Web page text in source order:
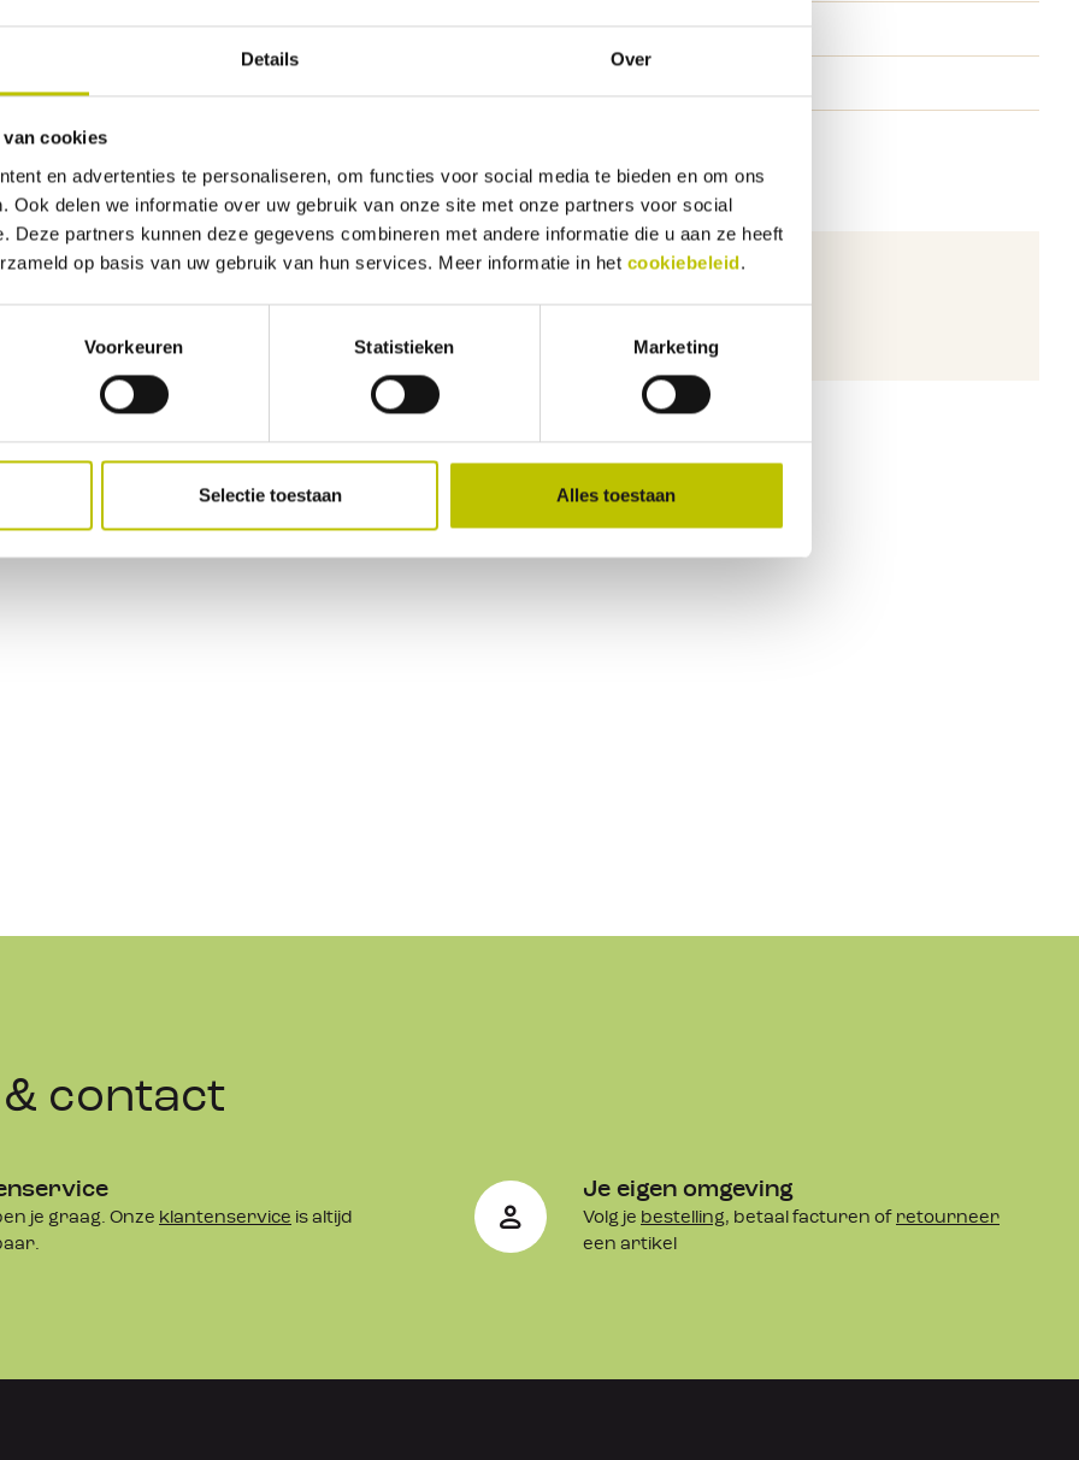
Details Over
van cookies
en advertenties te personaliseren, om functies voor social media te bieden en om ons
Ook delen we informatie over uw gebruik van onze site met onze partners voor social
Deze partners kunnen deze gegevens combineren met andere informatie die u aan ze heeft
op basis van uw gebruik van hun services. Meer informatie in het cookiebeleid.
Voorkeuren Statistieken Marketing
Selectie toestaan Alles toestaan
Maat W32/L34
Geen beoordelingen gevonden. Deel als eerste je inzichten.
& contact
je graag. Onze klantenservice is altijd
Je eigen omgeving
Volg je bestelling, betaal facturen of retourneer
een artikel